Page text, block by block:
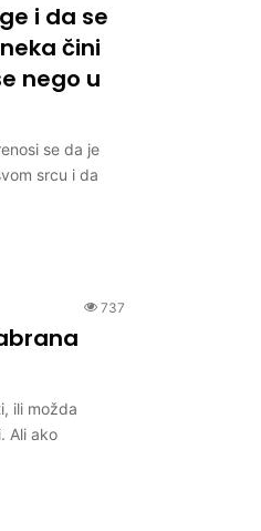
i da se
čini
nego u
se da je
srcu i da
737
ili možda
Ali ako